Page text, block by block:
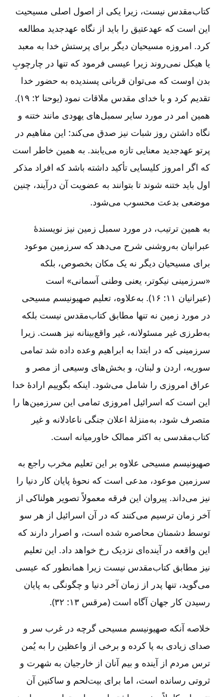
کتاب‌مقدس نیست، زیرا یکی از اصول اصلی مسیحیت
این است که عهدعتیق را باید از نگاه عهدجدید مطالعه
کرد. امروزه مسیحیان دیگر برای پرستش خدا به معبد
یا هیکل نمی‌روند زیرا عیسی فرمود که تنها در چارچوبِ
بدن اوست که می‌توان قربانی پسندیده به حضور خدا
تقدیم کرد و با خدای مقدس ملاقات نمود (یوحنا ۲: ۱۹).
همین امر در مورد سایر سمبل‌های یهودی مانند ختنه و
نگاه داشتن روز شبات نیز صدق می‌کند: این مفاهیم در
پرتو عهدجدید معنایی تازه می‌یابند. به همین خاطر است
که اگر امروز کلیسایی تأکید داشته باشد که افراد مذکر
اول باید ختنه شوند تا بتوانند به عضویت آن درآیند، چنین
موضعی بدعت محسوب می‌شود.
به همین ترتیب، در مورد سمبل زمین نیز نویسندۀ
عبرانیان به‌روشنی شرح می‌دهد که سرزمین موعود
برای مسیحیان دیگر نه یک مکان بخصوص، بلکه
«سرزمینی نیکوتر، یعنی وطنی آسمانی» است
(عبرانیان ۱۱: ۱۶). به‌علاوه، تعلیم صهیونیسم مسیحی
در مورد زمین نه تنها مطابق کتاب‌مقدس نیست بلکه
به‌طرزی غیر مسئولانه، غیر واقع‌بینانه نیز هست. زیرا
سرزمینی که در ابتدا به ابراهیم وعده داده شد تمامی
سوریه، اردن و لبنان، و بخش‌های وسیعی از مصر و
عراق امروزی را شامل می‌شود. اینکه بگوییم ارادۀ خدا
این است که اسرائیل امروزی تمامی این سرزمین‌ها را
متصرف شود، به‌منزلۀ اعلان جنگی ناعادلانه و غیر
کتاب‌مقدسی به اکثر ممالک خاورمیانه است.
صهیونیسم مسیحی علاوه بر این تعلیم مخرب راجع به
سرزمین موعود، مدعی است که نحوۀ پایان کار دنیا را
نیز می‌داند. پیروان این فرقه معمولاً تصویر هولناکی از
آخر زمان ترسیم می‌کنند که در آن اسرائیل از هر سو
توسط دشمنان محاصره شده است، و اصرار دارند که
این واقعه در آینده‌ای نزدیک رخ خواهد داد. این تعلیم
نیز مطابق کتاب‌مقدس نیست زیرا همانطور که عیسی
می‌گوید، تنها پدر از زمان آخر دنیا و چگونگی به پایان
رسیدن کار جهان آگاه است (مرقس ۱۳: ۳۲).
خلاصه آنکه صهیونیسم مسیحی گرچه در غرب سر و
صدای زیادی به پا کرده و برخی از واعظین را به یُمن
ترس مردم از آینده و بیم آنان از خارجیان به شهرت و
ثروتی رسانده است، اما برای بیت‌لحم و ساکنین آن